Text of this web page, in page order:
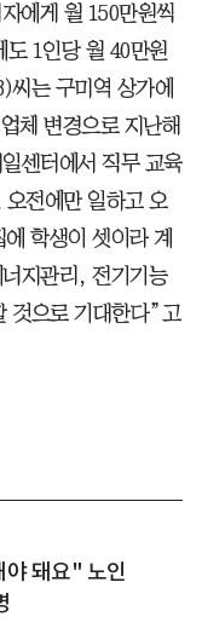
에게 월 150만원씩
1인당 월 40만원
씨는 구미역 상가에
체 변경으로 지난해
센터에서 직무 교육
전에만 일하고 오
학생이 셋이라 계
지관리, 전기기능
것으로 기대한다”고
돼요" 노인